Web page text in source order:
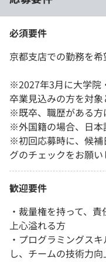
必須要件
京都支店での勤務を
※2027年3月に大学院
卒業見込みの方を対象
※既卒、職歴がある方
※外国籍の場合、日本
※初回応募時に、候補
グのチェックをお願い
歓迎要件
・裁量権を持って、
上心溢れる方
・プログラミングス
し、チームの技術力